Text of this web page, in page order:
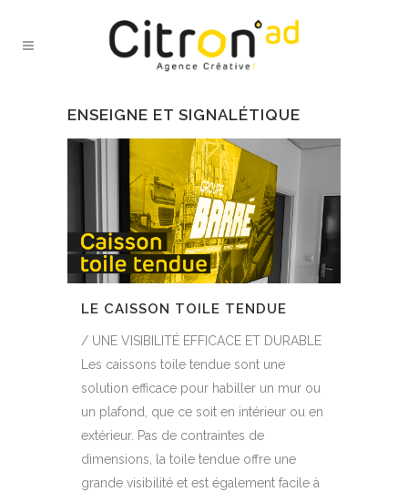
ENSEIGNE ET SIGNALÉTIQUE
LE CAISSON TOILE TENDUE
/ UNE VISIBILITÉ EFFICACE ET DURABLE
Les caissons toile tendue sont une
solution efficace pour habiller un mur ou
un plafond, que ce soit en intérieur ou en
extérieur. Pas de contraintes de
dimensions, la toile tendue offre une
grande visibilité et est également facile à